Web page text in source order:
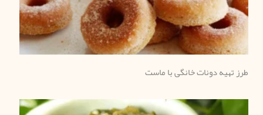
طرز تهیه دونات خانگی با ماست